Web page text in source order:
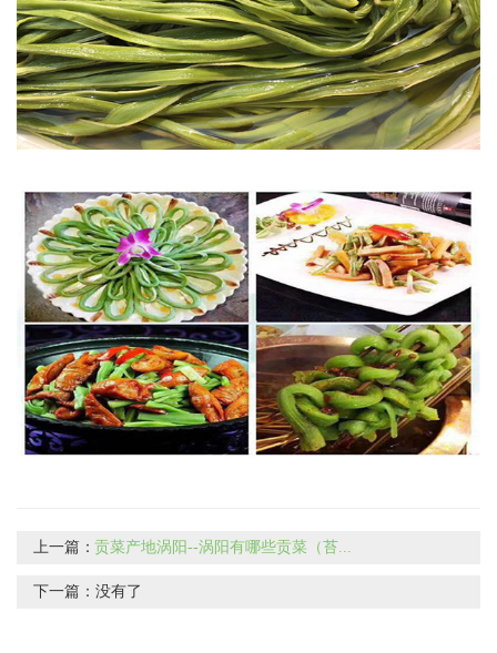
上一篇：贡菜产地涡阳--涡阳有哪些贡菜（苔...
下一篇： 没有了